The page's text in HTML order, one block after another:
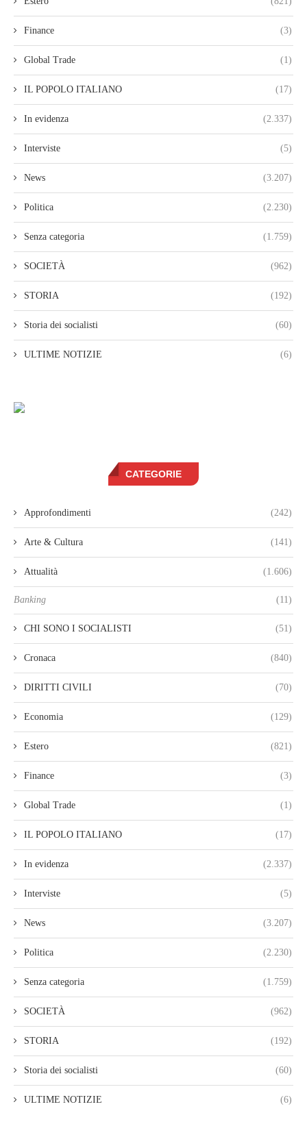
Finance (3)
Global Trade (1)
IL POPOLO ITALIANO (17)
In evidenza (2.337)
Interviste (5)
News (3.207)
Politica (2.230)
Senza categoria (1.759)
SOCIETÀ (962)
STORIA (192)
Storia dei socialisti (60)
ULTIME NOTIZIE (6)
CATEGORIE
Approfondimenti (242)
Arte & Cultura (141)
Attualità (1.606)
Banking (11)
CHI SONO I SOCIALISTI (51)
Cronaca (840)
DIRITTI CIVILI (70)
Economia (129)
Estero (821)
Finance (3)
Global Trade (1)
IL POPOLO ITALIANO (17)
In evidenza (2.337)
Interviste (5)
News (3.207)
Politica (2.230)
Senza categoria (1.759)
SOCIETÀ (962)
STORIA (192)
Storia dei socialisti (60)
ULTIME NOTIZIE (6)